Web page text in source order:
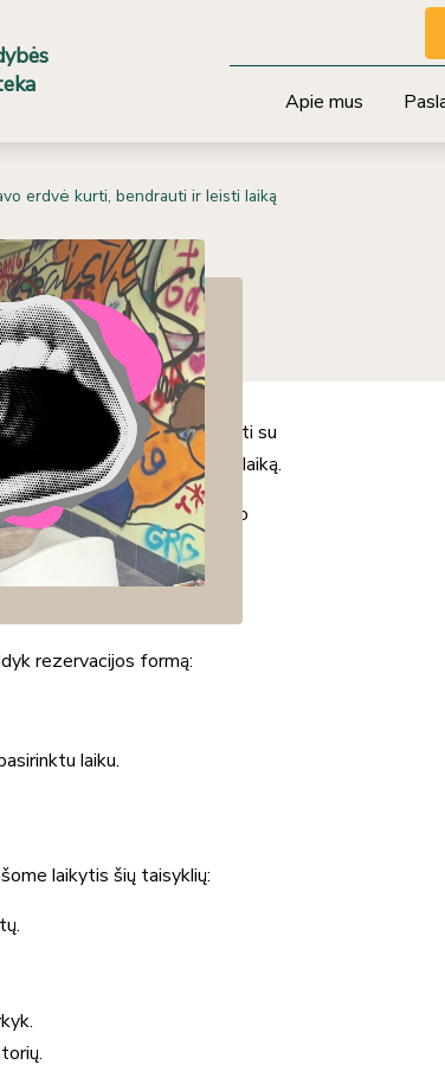
Apie mus
erdvė kurti, bendrauti ir leisti laiką
erdvė kurti,
erdvė, kurioje gali susitikti su
ar tiesiog jaukiai praleisti laiką.
nemokamai, iš anksto
rezervacijos formą:
laiku.
laikytis šių taisyklių: